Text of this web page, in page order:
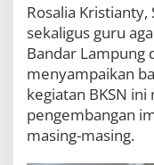
Rosalia Kristianty,
sekaligus guru
Bandar Lampung
menyampaikan
kegiatan BKSN
pengembangan
masing-masing.